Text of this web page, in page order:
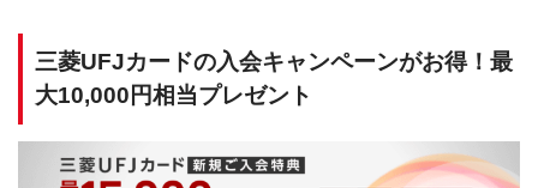
三菱UFJカードの入会キャンペーンがお得！最
大10,000円相当プレゼント